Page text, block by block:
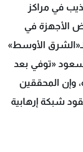
في مراكز
الأجهزة في
الأوسط»
«توفي بعد
وإن المحققين
شبكة إرهابية